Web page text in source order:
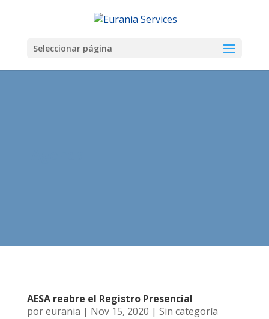
Seleccionar página
AESA reabre el Registro Presencial
poreurania | Nov 15, 2020 | Sin categoría